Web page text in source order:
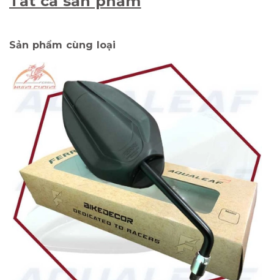
Sản phẩm cùng loại